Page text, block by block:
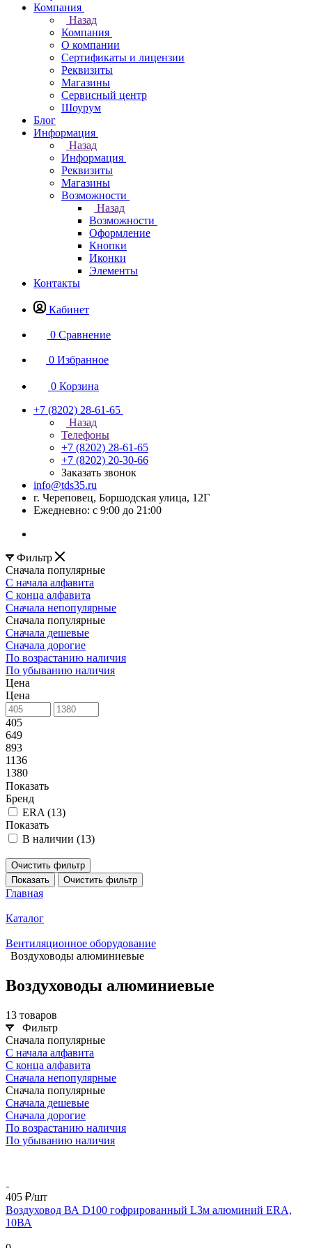
Компания
Назад
Компания
О компании
Сертификаты и лицензии
Реквизиты
Магазины
Сервисный центр
Шоурум
Блог
Информация
Назад
Информация
Реквизиты
Магазины
Возможности
Назад
Возможности
Оформление
Кнопки
Иконки
Элементы
Контакты
Кабинет
0 Сравнение
0 Избранное
0 Корзина
+7 (8202) 28‑61-65
Назад
Телефоны
+7 (8202) 28‑61-65
+7 (8202) 20‑30-66
Заказать звонок
info@tds35.ru
г. Череповец, Боршодская улица, 12Г
Ежедневно: с 9:00 до 21:00
Фильтр
Сначала популярные
С начала алфавита
С конца алфавита
Сначала непопулярные
Сначала популярные
Сначала дешевые
Сначала дорогие
По возрастанию наличия
По убыванию наличия
Цена
Цена
405
649
893
1136
1380
Показать
Бренд
ERA (13)
Показать
В наличии (13)
Очистить фильтр
Показать
Очистить фильтр
Главная
Каталог
Вентиляционное оборудование
Воздуховоды алюминиевые
Воздуховоды алюминиевые
13 товаров
Фильтр
Сначала популярные
С начала алфавита
С конца алфавита
Сначала непопулярные
Сначала популярные
Сначала дешевые
Сначала дорогие
По возрастанию наличия
По убыванию наличия
405 ₽/шт
Воздуховод ВА D100 гофрированный L3м алюминий ERA,
10ВА